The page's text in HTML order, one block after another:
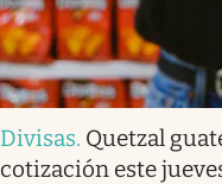
Divisas. Quetzal
cotización este